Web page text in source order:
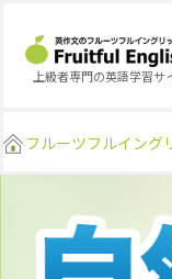
上級者専門の英語学習サ
フルーツフルイング